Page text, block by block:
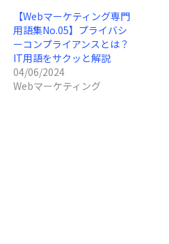
【Webマーケティング専門
用語集No.05】プライバシ
ーコンプライアンスとは？
IT用語をサクッと解説
04/06/2024
Webマーケティング